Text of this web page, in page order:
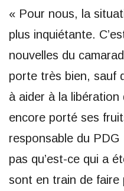
« Pour nous, la
plus inquiétante.
nouvelles du
porte très bien, sauf
à aider à la libération
encore porté ses
responsable du
pas qu’est-ce qui a
sont en train de